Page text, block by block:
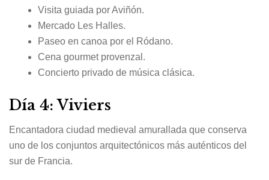
Visita guiada por Aviñón.
Mercado Les Halles.
Paseo en canoa por el Ródano.
Cena gourmet provenzal.
Concierto privado de música clásica.
Día 4: Viviers
Encantadora ciudad medieval amurallada que conserva
uno de los conjuntos arquitectónicos más auténticos del
sur de Francia.